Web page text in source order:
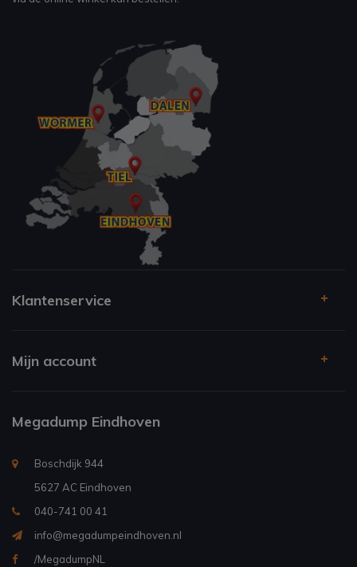
Klantenservice
Mijn account
Megadump Eindhoven
Boschdijk 944
5627 AC Eindhoven
040-741 00 41
info@megadumpeindhoven.nl
/MegadumpNL